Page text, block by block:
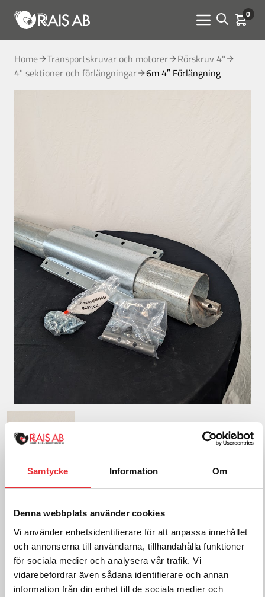
Samtycke Information Om
Denna webbplats använder cookies
Vi använder enhetsidentifierare för att anpassa innehållet
och annonserna till användarna, tillhandahålla funktioner
för sociala medier och analysera vår trafik. Vi
vidarebefordrar även sådana identifierare och annan
information från din enhet till de sociala medier och
Menu toggle
Open 0
Home Transportskruvar och motorer Rörskruv 4"
4" sektioner och förlängningar 6m 4″ Förlängning
6m 4″ Förlängning
3 571SEK exkl. moms
Frakt tillkommer efter orderkännande